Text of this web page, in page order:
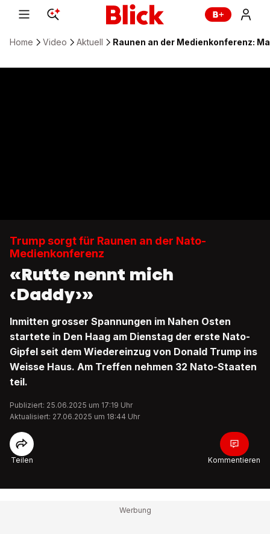
Home Video Aktuell Raunen an der Medienkonferenz:
Trump sorgt für Raunen an der Nato-
Medienkonferenz
«Rutte nennt mich
‹Daddy›»
Inmitten grosser Spannungen im Nahen Osten
startete in Den Haag am Dienstag der erste Nato-
Gipfel seit dem Wiedereinzug von Donald Trump ins
Weisse Haus. Am Treffen nehmen 32 Nato-Staaten
teil.
Publiziert: 25.06.2025 um 17:19 Uhr
Aktualisiert: 27.06.2025 um 18:44 Uhr
Teilen Kommentieren